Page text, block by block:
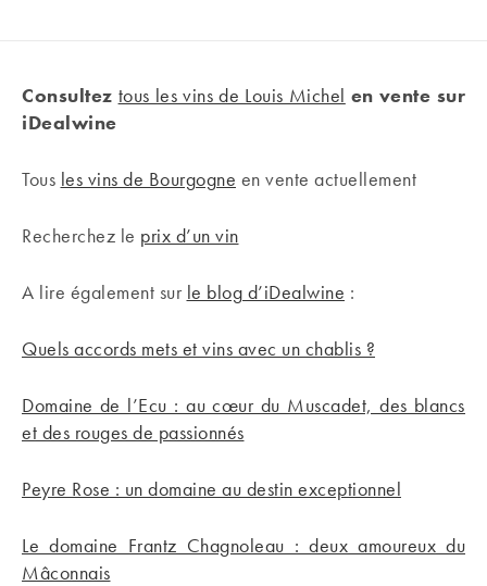
Consultez tous les vins de Louis Michel en vente sur
iDealwine
Tous les vins de Bourgogne en vente actuellement
Recherchez le prix d’un vin
A lire également sur le blog d’iDealwine :
Quels accords mets et vins avec un chablis ?
Domaine de l’Ecu : au cœur du Muscadet, des blancs
et des rouges de passionnés
Peyre Rose : un domaine au destin exceptionnel
Le domaine Frantz Chagnoleau : deux amoureux du
Mâconnais